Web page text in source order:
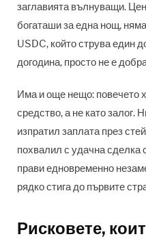
заглавията вълнуващи.
богаташи за една нощ,
USDC, който струва един
догодина, просто не е
Има и още нещо: повечето
средство, а не като залог.
изпратил заплата през
похвалил с удачна сделка
прави едновременно
рядко стига до първите
Рисковете,